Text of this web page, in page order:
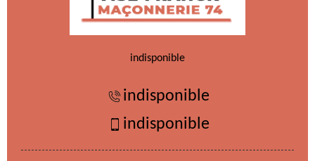
indisponible
indisponible
indisponible